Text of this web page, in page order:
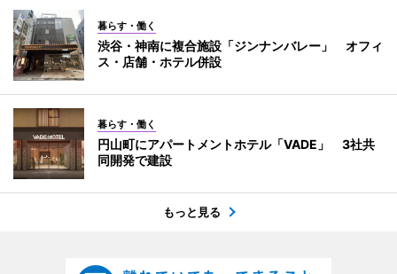
暮らす・働く
渋谷・神南に複合施設「ジンナンバレー」 オフィ
ス・店舗・ホテル併設
暮らす・働く
円山町にアパートメントホテル「VADE」 3社共
同開発で建設
もっと見る